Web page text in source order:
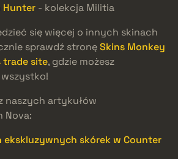
Hunter - kolekcja Militia
się więcej o innych skinach
sprawdź stronęSkins Monkey
trade site, gdzie możesz
naszych artykułów
Nova:
ekskluzywnych skórek w Counter